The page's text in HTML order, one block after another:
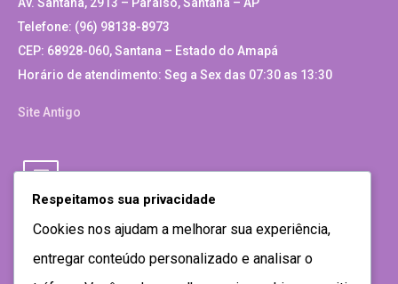
Telefone: (96) 98138-8973
CEP: 68928-060, Santana – Estado do Amapá
Horário de atendimento: Seg a Sex das 07:30 as 13:30
Site Antigo
Respeitamos sua privacidade
Cookies nos ajudam a melhorar sua experiência,
entregar conteúdo personalizado e analisar o